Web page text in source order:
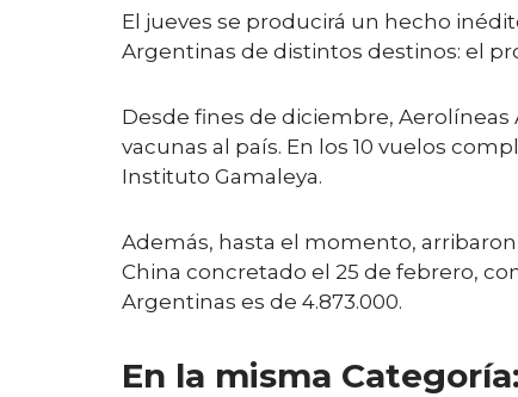
El jueves se producirá un hecho
Argentinas de distintos destinos: el
Desde fines de diciembre,
vacunas al país. En los 10 vuelos
Instituto Gamaleya.
Además, hasta el momento,
China concretado el 25 de febrero,
Argentinas es de 4.873.000.
En la misma Categoría: